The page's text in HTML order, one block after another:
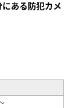
ある防犯カメ